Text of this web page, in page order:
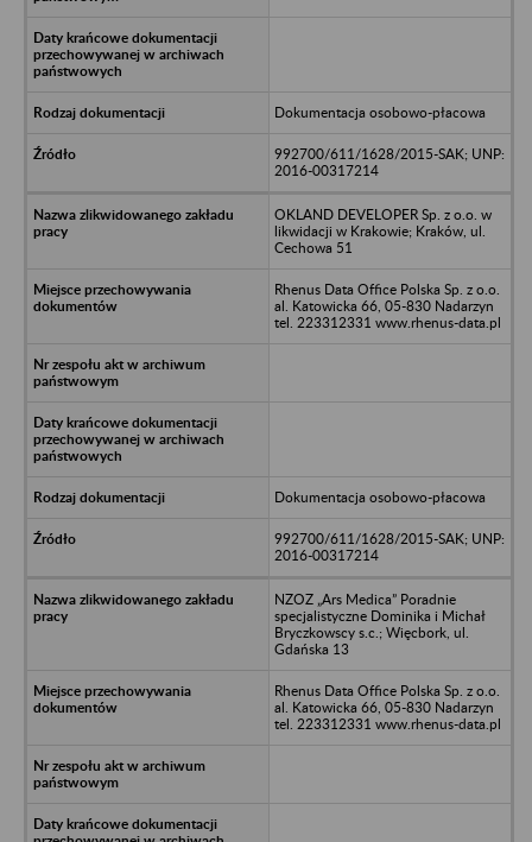
Dokumentacja osobowo-płacowa
992700/611/1628/2015-SAK; UNP:
2016-00317214
OKLAND DEVELOPER Sp. z o.o. w
likwidacji w Krakowie; Kraków, ul.
Cechowa 51
Rhenus Data Office Polska Sp. z o.o.
al. Katowicka 66, 05-830 Nadarzyn
tel. 223312331 www.rhenus-data.pl
Dokumentacja osobowo-płacowa
992700/611/1628/2015-SAK; UNP:
2016-00317214
NZOZ „Ars Medica” Poradnie
specjalistyczne Dominika i Michał
Bryczkowscy s.c.; Więcbork, ul.
Gdańska 13
Rhenus Data Office Polska Sp. z o.o.
al. Katowicka 66, 05-830 Nadarzyn
tel. 223312331 www.rhenus-data.pl